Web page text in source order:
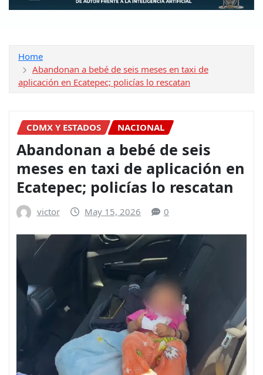
Home
Abandonan a bebé de seis meses en taxi de
aplicación en Ecatepec; policías lo rescatan
CDMX Y ESTADOS NACIONAL
Abandonan a bebé de seis
meses en taxi de aplicación en
Ecatepec; policías lo rescatan
victor May 15, 2026 0